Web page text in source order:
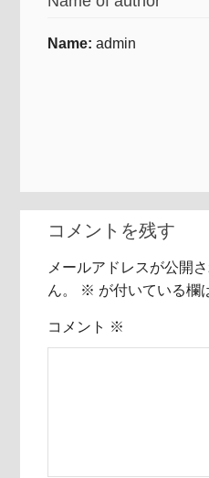
Name:admin
コメントを残す
メールアドレスが公開
ん。
※ が付いている欄
コメント ※